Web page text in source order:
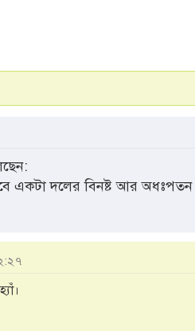
একটা দলের বিনষ্ট আর অধঃপতন